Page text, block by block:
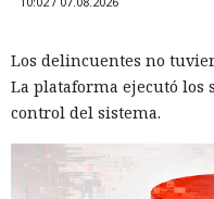
RAM y aceleran la
Los delincuentes no
La plataforma ejecutó
control del sistema.